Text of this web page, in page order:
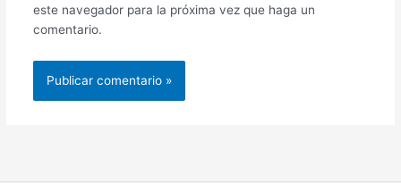
este navegador para la próxima vez que haga un
comentario.